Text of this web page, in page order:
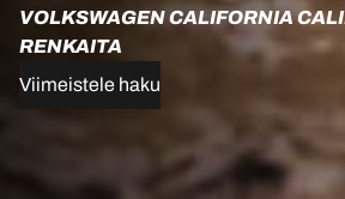
VOLKSWAGEN CALIFORNIA
RENKAITA
Viimeistele haku